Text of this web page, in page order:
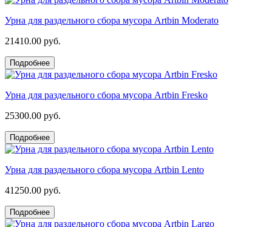
Урна для раздельного сбора мусора Artbin Moderato
21410.00 руб.
Подробнее
Урна для раздельного сбора мусора Artbin Fresko
25300.00 руб.
Подробнее
Урна для раздельного сбора мусора Artbin Lento
41250.00 руб.
Подробнее